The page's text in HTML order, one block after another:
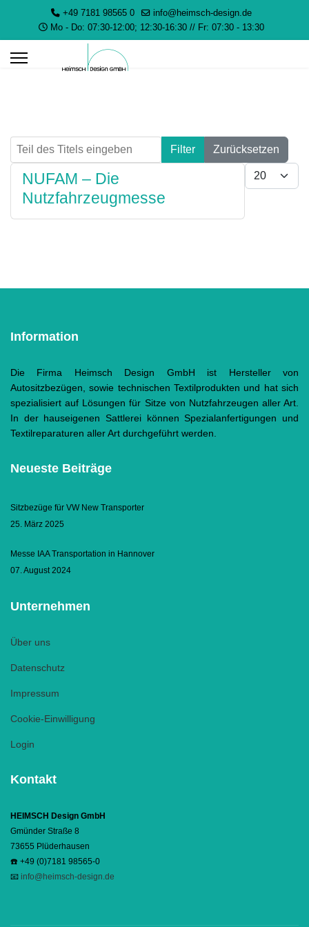
+49 7181 98565 0
info@heimsch-design.de
Mo - Do: 07:30-12:00; 12:30-16:30 // Fr: 07:30 - 13:30
Teil des Titels eingeben
Filter Zurücksetzen
Anzeige #
NUFAM – Die
Nutzfahrzeugmesse
Information
Die Firma Heimsch Design GmbH ist Hersteller von
Autositzbezügen, sowie technischen Textilprodukten und hat sich
spezialisiert auf Lösungen für Sitze von Nutzfahrzeugen aller Art.
In der hauseigenen Sattlerei können Spezialanfertigungen und
Textilreparaturen aller Art durchgeführt werden.
Neueste Beiträge
Sitzbezüge für VW New Transporter
25. März 2025
Messe IAA Transportation in Hannover
07. August 2024
Unternehmen
Über uns
Datenschutz
Impressum
Cookie-Einwilligung
Login
Kontakt
HEIMSCH Design GmbH
Gmünder Straße 8
73655 Plüderhausen
☎️ +49 (0)7181 98565-0
📧 info@heimsch-design.de